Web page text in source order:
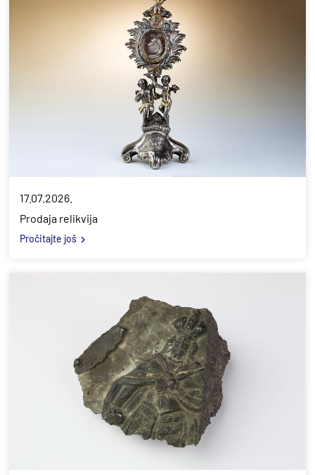
17.07.2026.
Prodaja relikvija
Pročitajte još